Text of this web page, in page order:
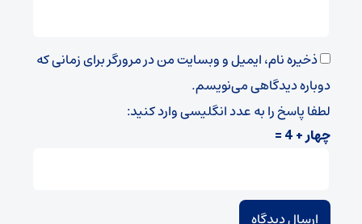
ذخیره نام، ایمیل و وبسایت من در مرورگر برای زمانی که
دوباره دیدگاهی می‌نویسم.
لطفا پاسخ را به عدد انگلیسی وارد کنید:
چهار + 4 =